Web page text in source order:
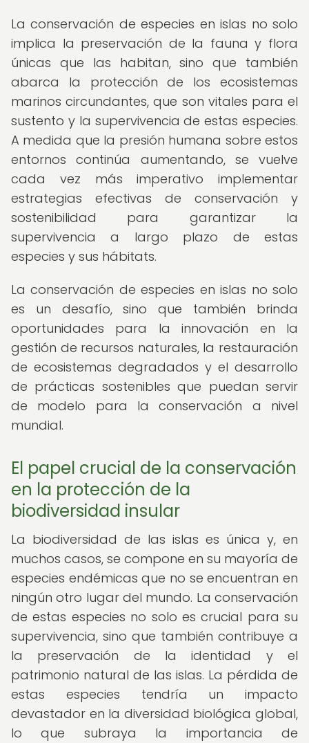
La conservación de especies en islas no solo
implica la preservación de la fauna y flora
únicas que las habitan, sino que también
abarca la protección de los ecosistemas
marinos circundantes, que son vitales para el
sustento y la supervivencia de estas especies.
A medida que la presión humana sobre estos
entornos continúa aumentando, se vuelve
cada vez más imperativo implementar
estrategias efectivas de conservación y
sostenibilidad para garantizar la
supervivencia a largo plazo de estas
especies y sus hábitats.
La conservación de especies en islas no solo
es un desafío, sino que también brinda
oportunidades para la innovación en la
gestión de recursos naturales, la restauración
de ecosistemas degradados y el desarrollo
de prácticas sostenibles que puedan servir
de modelo para la conservación a nivel
mundial.
El papel crucial de la conservación
en la protección de la
biodiversidad insular
La biodiversidad de las islas es única y, en
muchos casos, se compone en su mayoría de
especies endémicas que no se encuentran en
ningún otro lugar del mundo. La conservación
de estas especies no solo es crucial para su
supervivencia, sino que también contribuye a
la preservación de la identidad y el
patrimonio natural de las islas. La pérdida de
estas especies tendría un impacto
devastador en la diversidad biológica global,
lo que subraya la importancia de